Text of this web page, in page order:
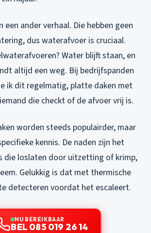
een ander verhaal. Die hebben geen
dus waterafvoer is cruciaal.
Water blijft staan, en
altijd een weg. Bij bedrijfspanden
ik dit regelmatig, platte daken met
die checkt of de afvoer vrij is.
worden steeds populairder, maar
kennis. De naden zijn het
die loslaten door uitzetting of krimp,
Gelukkig is dat met thermische
detecteren voordat het escaleert.
NU BEREIKBAAR
BEL 085 019 26 14